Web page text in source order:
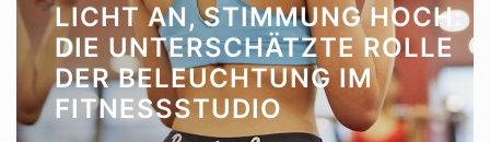
LICHT AN, STIMMUNG HOCH:
DIE UNTERSCHÄTZTE ROLLE
DER BELEUCHTUNG IM
FITNESSSTUDIO